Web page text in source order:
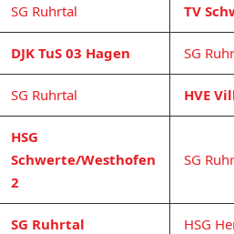
SG Ruhrtal TV
DJK TuS 03 Hagen SG
SG Ruhrtal HVE
HSG
Schwerte/Westhofen
2
SG
SG Ruhrtal HSG